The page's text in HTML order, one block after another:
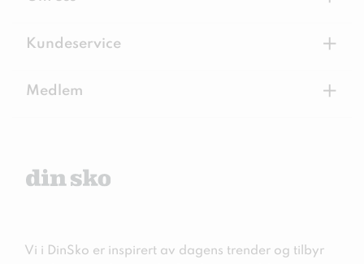
Kundeservice +
Medlem +
Vi i DinSko er inspirert av dagens trender og tilbyr